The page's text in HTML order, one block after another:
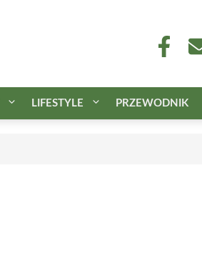
LIFESTYLE PRZEWODNIK